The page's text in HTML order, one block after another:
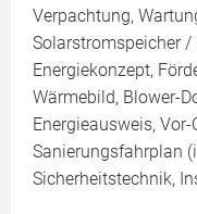
Verpachtung,
Solarstromspeicher /
Energiekonzept,
Wärmebild, Blower-
Energieausweis,
Sanierungsfahrplan
Sicherheitstechnik,